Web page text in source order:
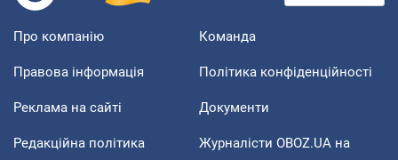
Про компанію Команда
Правова інформація Політика конфіденційності
Реклама на сайті Документи
Редакційна політика
Журналісти OBOZ.UA на